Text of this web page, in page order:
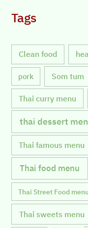
Tags
Clean food
pork Som tum
Thai curry menu
thai dessert
Thai famous menu
Thai food menu
Thai Street Food menu
Thai sweets menu